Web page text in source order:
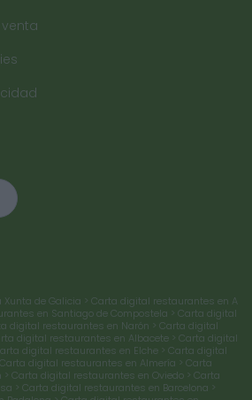
Xunta de Galicia > Carta digital restaurantes en A
en Santiago de Compostela > Carta digital
digital restaurantes en Narón > Carta digital
digital restaurantes en Albacete > Carta digital
digital restaurantes en Elche > Carta digital
Carta digital restaurantes en Almería > Carta
> Carta digital restaurantes en Oviedo > Carta
> Carta digital restaurantes en Barcelona >